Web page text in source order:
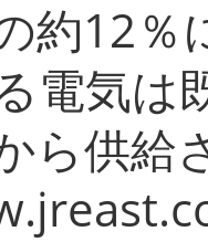
約12％
電気は
ら供給